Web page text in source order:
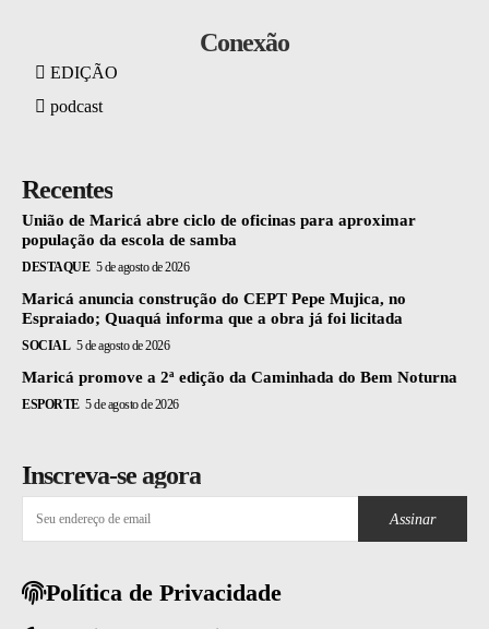
Conexão
EDIÇÃO
podcast
Recentes
União de Maricá abre ciclo de oficinas para aproximar
população da escola de samba
DESTAQUE 5 de agosto de 2026
Maricá anuncia construção do CEPT Pepe Mujica, no
Espraiado; Quaquá informa que a obra já foi licitada
SOCIAL 5 de agosto de 2026
Maricá promove a 2ª edição da Caminhada do Bem Noturna
ESPORTE 5 de agosto de 2026
Inscreva-se agora
Assinar
Política de Privacidade